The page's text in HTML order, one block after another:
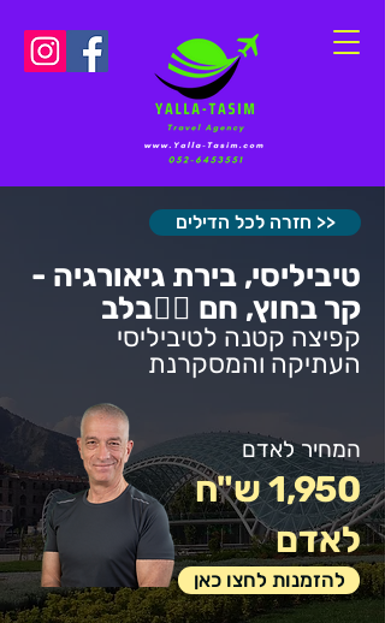
חזרה לכל הדילים >>
טיביליסי, בירת גיאורגיה -
קר בחוץ, חם ❤️‍🔥בלב
קפיצה קטנה לטיביליסי
העתיקה והמסקרנת
1,950 ש"ח
לאדם
המחיר לאדם
להזמנות לחצו כאן